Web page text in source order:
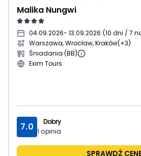
Malika Nungwi
04.09.2026- 13.09.2026 (10 dni / 7
Warszawa, Wrocław, Kraków(+3)
Śniadania (BB)
Exim Tours
7.0
Dobry
1 opinia
SPRAWDŹ